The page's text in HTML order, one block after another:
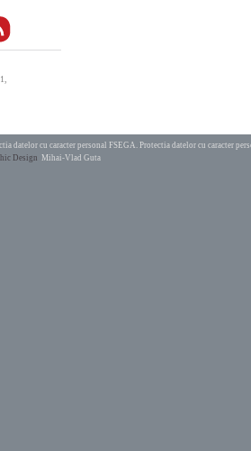
datelor cu caracter personal FSEGA. Protectia datelor cu caracter
Design Mihai-Vlad Guta